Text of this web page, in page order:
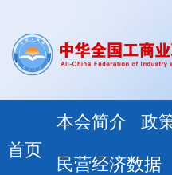
首页
本会简介 政
民营经济数据